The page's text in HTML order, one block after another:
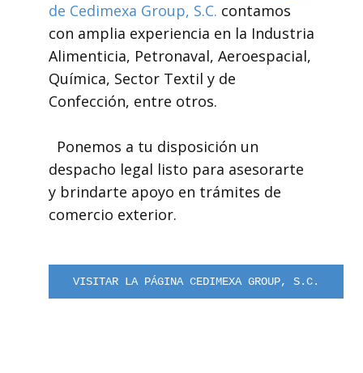
de Cedimexa Group, S.C. contamos
con amplia experiencia en la Industria
Alimenticia, Petronaval, Aeroespacial,
Química, Sector Textil y de
Confección, entre otros.
Ponemos a tu disposición un
despacho legal listo para asesorarte
y brindarte apoyo en trámites de
comercio exterior.
VISITAR LA PÁGINA CEDIMEXA GROUP, S.C.